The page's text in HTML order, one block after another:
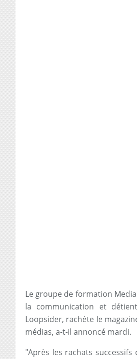
Le groupe de formation
la communication et
Loopsider, rachète le
médias, a-t-il annoncé mardi.
"Après les rachats